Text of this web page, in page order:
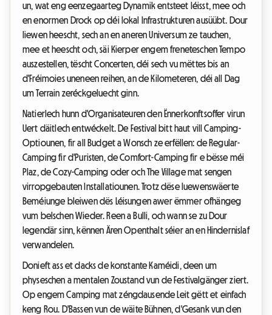
un, wat eng eenzegaarteg Dynamik entsteet léisst, mee och
en enormen Drock op déi lokal Infrastrukturen ausüübt. Dour
liewen heescht, sech an en aneren Universum ze tauchen,
mee et heescht och, säi Kierper engem freneteschen Tempo
auszestellen, tëscht Concerten, déi sech vu mëttes bis an
d'Fréimoies uneneen reihen, an de Kilometeren, déi all Dag
um Terrain zeréckgeluecht ginn.
Natierlech hunn d'Organisateuren den Ënnerkonftsoffer virun
Uert däitlech entwéckelt. De Festival bitt haut vill Camping-
Optiounen, fir all Budget a Wonsch ze erfëllen: de Regular-
Camping fir d'Puristen, de Comfort-Camping fir e bësse méi
Plaz, de Cozy-Camping oder och The Village mat sengen
virropgebauten Installatiounen. Trotz dëse luewenswäerte
Beméiunge bleiwen dës Léisungen awer ëmmer ofhängeg
vum belschen Wieder. Reen a Bulli, och wann se zu Dour
legendär sinn, kënnen Ären Openthalt séier an en Hindernislaf
verwandelen.
Donieft ass et dacks de konstante Kaméidi, deen um
physeschen a mentalen Zoustand vun de Festivalgänger ziert.
Op engem Camping mat zéngdausende Leit gëtt et einfach
keng Rou. D'Bassen vun de wäite Bühnen, d'Gesank vun den